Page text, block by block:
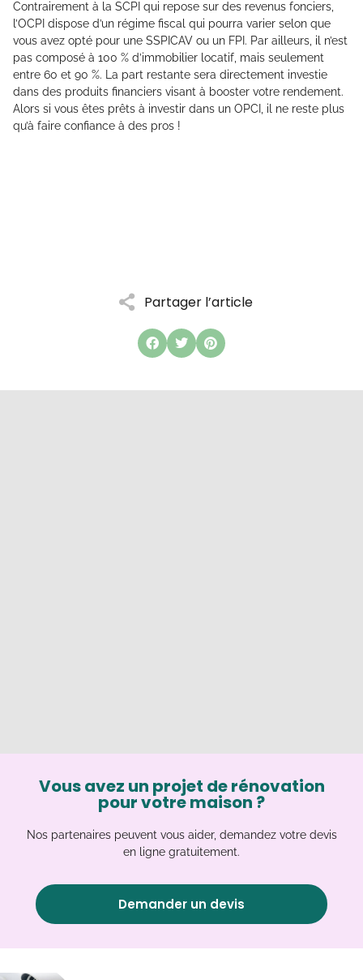
Partager l’article
Contrairement à la SCPI qui repose sur des revenus fonciers,
l’OCPI dispose d’un régime fiscal qui pourra varier selon que
vous avez opté pour une SSPICAV ou un FPI. Par ailleurs, il n’est
pas composé à 100 % d’immobilier locatif, mais seulement
entre 60 et 90 %. La part restante sera directement investie
dans des produits financiers visant à booster votre rendement.
Alors si vous êtes prêts à investir dans un OPCI, il ne reste plus
qu’à faire confiance à des pros !
Vous avez un projet de rénovation
pour votre maison ?
Nos partenaires peuvent vous aider, demandez votre devis
en ligne gratuitement.
Demander un devis